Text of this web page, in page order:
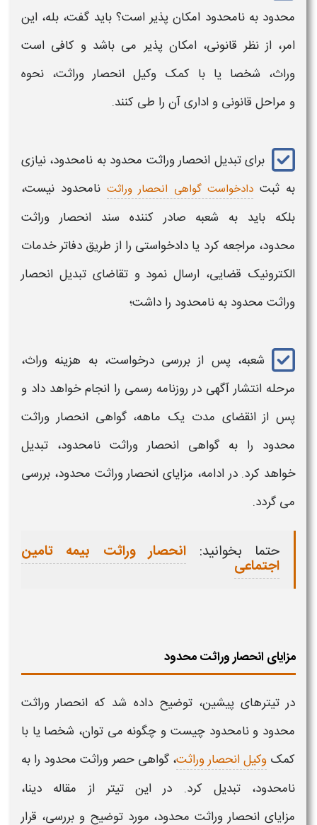
محدود به نامحدود امکان پذیر است؟ باید گفت، بله، این
امر، از نظر قانونی، امکان پذیر می باشد و کافی است
وراث، شخصا یا با کمک وکیل انحصار وراثت، نحوه
و مراحل قانونی و اداری آن را طی کنند.
برایتبدیل انحصار وراثت محدود به نامحدود، نیازی
به ثبتدادخواست گواهی انحصار وراثتنامحدود نیست،
بلکه باید به شعبه صادر کننده سندانحصار وراثت
محدود، مراجعه کرد یا دادخواستی را از طریق دفاتر خدمات
الکترونیک قضایی، ارسال نمود و تقاضای تبدیل انحصار
وراثت محدود به نامحدود را داشت؛
شعبه، پس از بررسی درخواست، به هزینه وراث،
مرحله انتشار آگهی در روزنامه رسمی را انجام خواهد داد و
پس از انقضای مدت یک ماهه،گواهی انحصار وراثت
محدود را به گواهی انحصار وراثت نامحدود، تبدیل
خواهد کرد. در ادامه، مزایای انحصار وراثت محدود، بررسی
می گردد.
حتما بخوانید: انحصار وراثت بیمه تامین
اجتماعی
مزایای انحصار وراثت محدود
در تیترهای پیشین، توضیح داده شد که انحصار وراثت
محدود و نامحدود چیست و چگونه می توان، شخصا یا با
کمک وکیل انحصار وراثت، گواهی حصر وراثت محدود را به
نامحدود، تبدیل کرد. در این تیتر از مقاله دینا،
مزایای انحصار وراثت محدود، مورد توضیح و بررسی، قرار